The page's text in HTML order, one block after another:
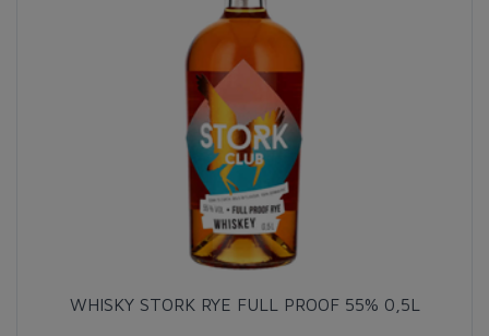
WHISKY STORK RYE FULL PROOF 55% 0,5L